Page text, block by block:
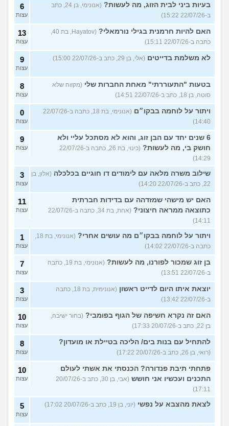
בעיות ביני לבית הזוג, מה לעשות?
(אנונימי, בן 24, כתב
ב-22/07/26 15:22)
6
עצות
האם להיות חרמנית בגילי נורמאלי?
כתבה ב-22/07/26 15:11)
13
עצות
לא משלמת בדייטים (אלי, בן 29, כתב ב-22/07/26 15:00) 9
עצות
בטעות "התעוררתי" מאחת החברות שלי (מקווה שלא
סוטה, בן 18, כתב ב-22/07/26 14:51)
8
עצות
ויתור על לוחמה בבקו״ם
(אנונימי, בת 18, כתבה ב-22/07/26
14:40)
0
עצות
6 שנים יחד עם הבן זוג, והוא לא מסתכל עליי ולא
חושק בי, מה לעשות?
(כינוי, בת 26, כתבה ב-22/07/26
14:29)
9
עצות
שילוב משרה מלאה עם לימודים דו חוגיים בכלכלה (אלון, בן
22, כתב ב-22/07/26 14:20)
3
עצות
האם יש מישהי שמזדהה עם בדידות חברתית
כתוצאה ממראה חיצוני?
(אחת, בת 34, כתבה ב-22/07/26
14:11)
11
עצות
ויתור על לוחמה בבקו״ם מה עושים אחרי?
כתבה ב-22/07/26 14:02)
1
עצות
בן זוג שמכור לפורנו, מה לעשות?
(אנונימי, בת 19, כתבה
ב-22/07/26 13:51)
7
עצות
יוצאת איתו היום לדייט ראשון
(אנונימית, בת 18, כתבה
ב-22/07/26 13:42)
3
עצות
האם זה נקרא חשיפה של הגוף בפומבי? (בחור ישיבה,
בן 22, כתב ב-20/07/26 17:33)
10
עצות
להתחיל עם בנות בים/ הליכה בטיילת או מועדון?
(רואי, בן 26, כתב ב-20/07/26 17:22)
8
עצות
פתחתי תיבת פנדורה? הכנסתי את אשתי לעולם
התכנים ועכשיו אני חושש
(אבי, בן 30, כתב ב-20/07/26
17:11)
10
עצות
לצאת מהצבא על נפשי (יוני, בן 19, כתב ב-20/07/26 17:02) 5
עצות